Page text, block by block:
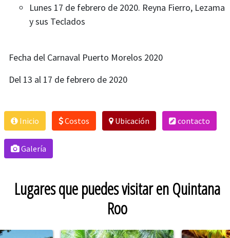
Lunes 17 de febrero de 2020. Reyna Fierro, Lezama
y sus Teclados
Fecha del Carnaval Puerto Morelos 2020
Del 13 al 17 de febrero de 2020
Inicio Costos Ubicación contacto
Galería
Lugares que puedes visitar en Quintana
Roo